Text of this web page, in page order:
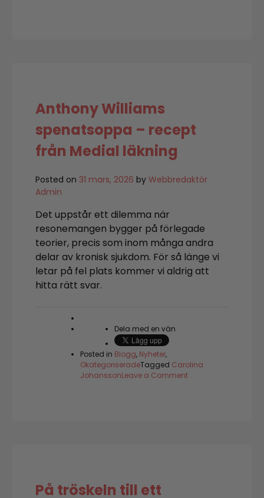
Anthony Williams
spenatsoppa – recept
från Medial läkning
Posted on 31 mars, 2026 by Webbredaktör
Admin
Det uppstår ett dilemma när
resonemangen bygger på förlegade
teorier, precis som inom många andra
delar av kronisk sjukdom. För så länge vi
letar på fel plats kommer vi aldrig att
hitta rätt svar.
Dela med en vän
Posted in Blogg, Nyheter,
OkategoriseradeTagged Carolina
JohanssonLeave a Commenton
På tröskeln till ett